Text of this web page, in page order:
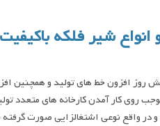
انواع شیر فلکه
روز افزون خط های تولید و همچنین
روی کار آمدن کارخانه های متعدد
و در واقع نوعی اشتغالزایی صورت